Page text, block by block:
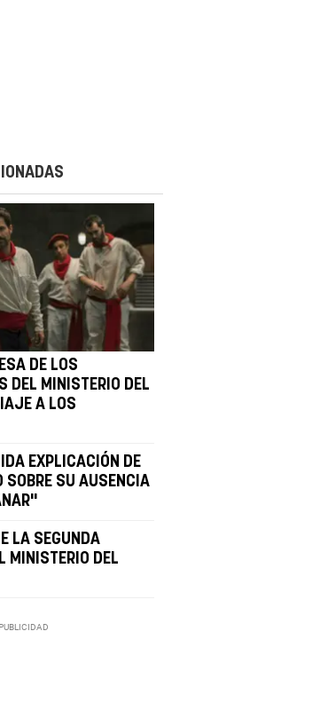
DE LOS
DEL MINISTERIO DEL
A LOS
EXPLICACIÓN DE
SOBRE SU AUSENCIA
LA SEGUNDA
MINISTERIO DEL